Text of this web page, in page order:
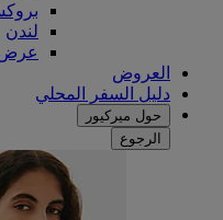
لندن
عرض
العروض
دليل السفر المحلي
حول ميركيور
الرجوع